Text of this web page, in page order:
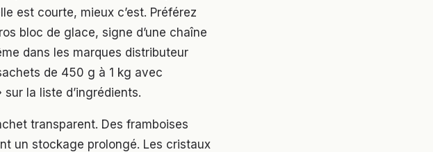
est courte, mieux c’est. Préférez
bloc de glace, signe d’une chaîne
dans les marques distributeur
de 450 g à 1 kg avec
la liste d’ingrédients.
transparent. Des framboises
un stockage prolongé. Les cristaux